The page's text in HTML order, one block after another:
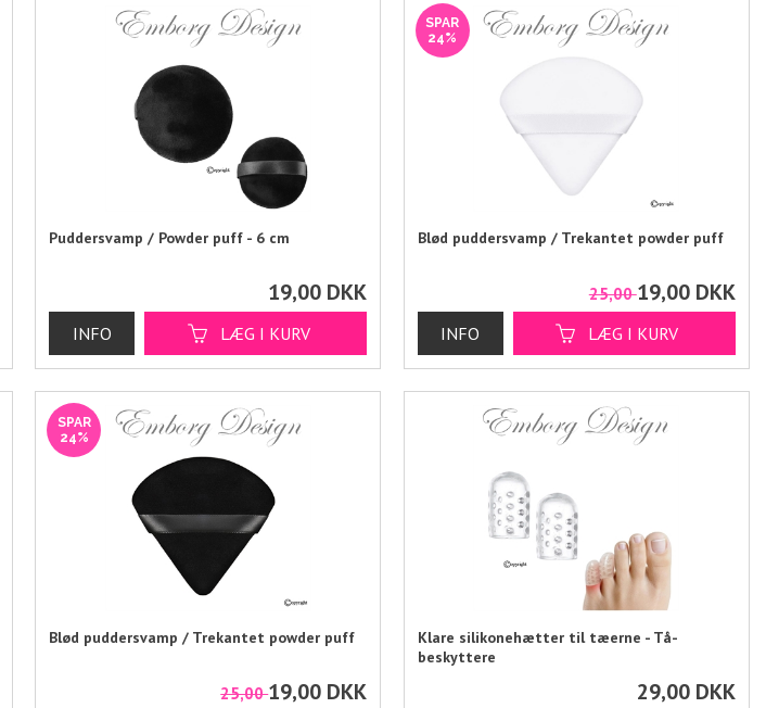
Puddersvamp / Powder puff - 6 cm
19,00 DKK
SPAR
24%
Blød puddersvamp / Trekantet powder puff
25,0019,00 DKK
SPAR
24%
Blød puddersvamp / Trekantet powder puff
25,0019,00 DKK
Klare silikonehætter til tæerne - Tå-
beskyttere
29,00 DKK